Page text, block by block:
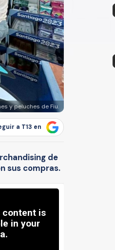
y peluches de Fiu.
a T13 en
de
sus compras.